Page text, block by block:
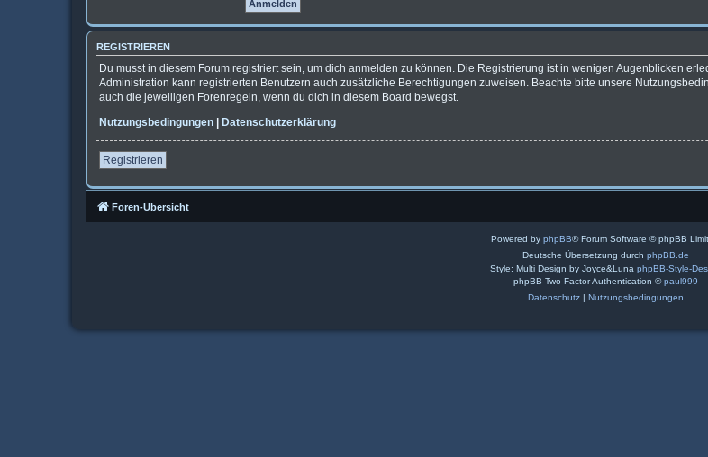
REGISTRIEREN
Du musst in diesem Forum registriert sein, um dich anmelden zu können. Die Registrierung ist in wenigen Augenblicken
Administration kann registrierten Benutzern auch zusätzliche Berechtigungen zuweisen. Beachte bitte unsere
auch die jeweiligen Forenregeln, wenn du dich in diesem Board bewegst.
Nutzungsbedingungen | Datenschutzerklärung
Registrieren
Foren-Übersicht
Powered by phpBB® Forum Software © phpBB
Deutsche Übersetzung durch phpBB.de
Style: Multi Design by Joyce&Luna phpBB-Style-
phpBB Two Factor Authentication ©paul999
Datenschutz| Nutzungsbedingungen